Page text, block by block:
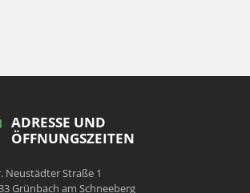
ADRESSE UND
ÖFFNUNGSZEITEN
Neustädter Straße 1
Grünbach am Schneeberg